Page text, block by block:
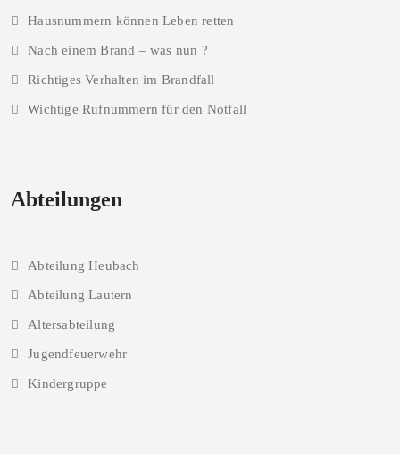
Hausnummern können Leben retten
Nach einem Brand – was nun ?
Richtiges Verhalten im Brandfall
Wichtige Rufnummern für den Notfall
Abteilungen
Abteilung Heubach
Abteilung Lautern
Altersabteilung
Jugendfeuerwehr
Kindergruppe